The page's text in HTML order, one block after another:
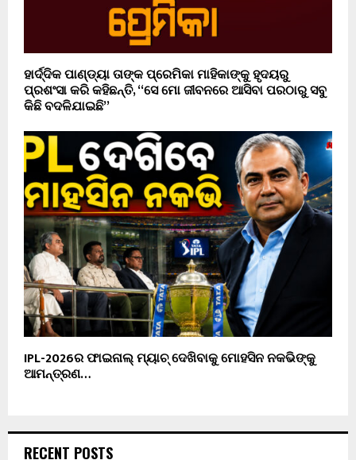
ହାର୍ଦ୍ଦିକ ପାଣ୍ଡ୍ୟା ତାଙ୍କ ପ୍ରେମିକା ମାହିକାଙ୍କୁ ହୃଦୟରୁ
ପ୍ରଶଂସା କରି କହିଛନ୍ତି, “ସେ ମୋ ଜୀବନରେ ଆସିବା ପରଠାରୁ ସବୁ
କିଛି ବଦଳିଯାଇଛି”
IPL-2026ର ଫାଇନାଲ୍ ମ୍ୟାଚ୍ ଦେଖିବାକୁ ମୋହସିନ ନକଭିଙ୍କୁ
ଆମନ୍ତ୍ରଣ…
RECENT POSTS